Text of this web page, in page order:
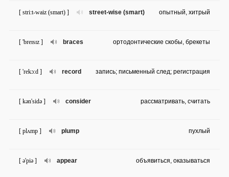
street-wise (smart)
[ stri:t-waiz (smart) ] опытный, хитрый
braces
[ 'breɪsɪz ] ортодонтические скобы, брекеты
record
[ 'rekɔ:d ] запись; письменный след; регистрация
consider
[ kən'sidə ] рассматривать, считать
plump
[ plʌmp ] пухлый
appear
[ ə'piə ] объявиться, оказываться